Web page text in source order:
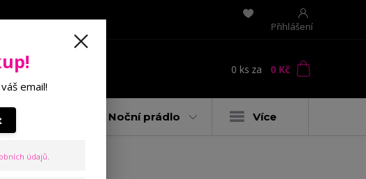
Přihlášení
Hledat 0 ks za 0 Kč
Noční prádlo Více
email!
údajů.